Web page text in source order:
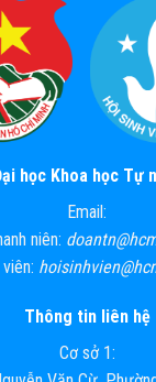
học Khoa học Tự
Email:
niên:
Thông tin liên hệ
Cơ sở 1: